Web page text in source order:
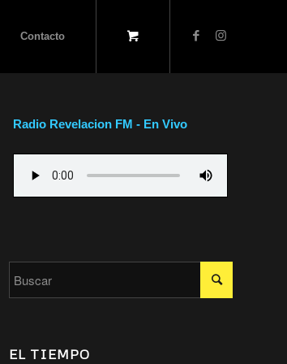
Contacto
Radio Revelacion FM - En Vivo
EL TIEMPO